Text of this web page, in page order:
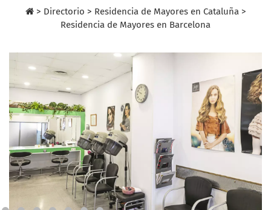
> Directorio > Residencia de Mayores en Cataluña >
Residencia de Mayores en Barcelona